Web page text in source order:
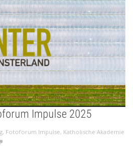
Impulse 2025
, Fotoforum Impulse, Katholische Akademie